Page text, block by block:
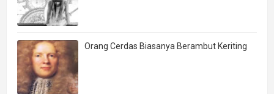
Orang Cerdas Biasanya Berambut Keriting